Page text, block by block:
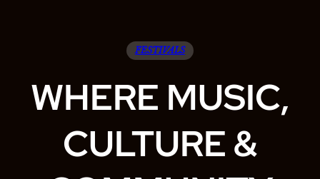
FESTIVALS
WHERE MUSIC,
CULTURE &